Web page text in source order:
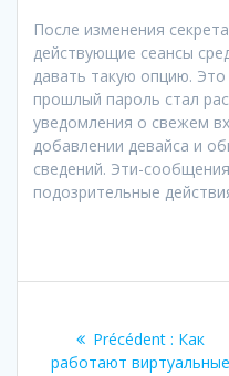
После изменения
действующие сеансы
давать такую опцию.
прошлый пароль стал
уведомления о свежем
добавлении девайса и
сведений. Эти-
подозрительные
de
Précédent : Article
Как
работают виртуальные